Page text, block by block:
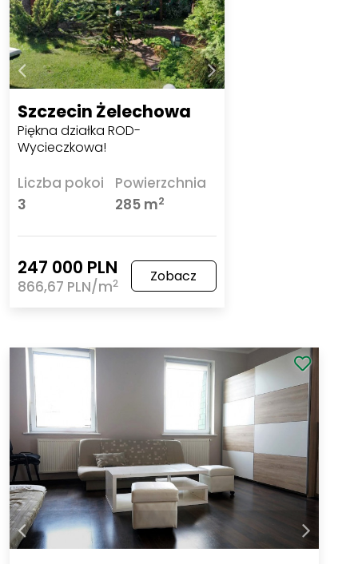
Szczecin Żelechowa
Piękna działka ROD-
Wycieczkowa!
Liczba pokoi
3
Powierzchnia
285 m2
247 000 PLN
866,67 PLN/m2 Zobacz